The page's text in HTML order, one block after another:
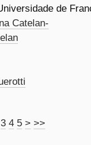
de
Catelan-
3 4 5 > >>